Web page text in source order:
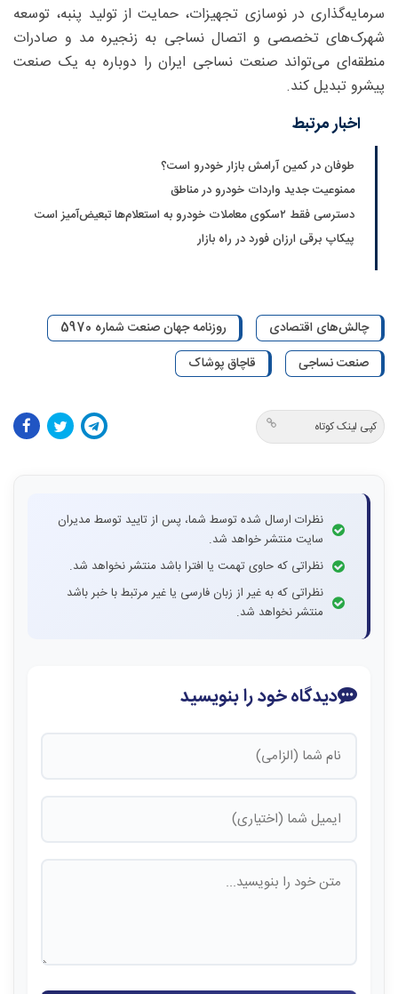
سرمایه‌گذاری در نوسازی تجهیزات، حمایت از تولید پنبه، توسعه
شهرک‌های تخصصی و اتصال نساجی به زنجیره مد و صادرات
منطقه‌ای می‌تواند صنعت نساجی ایران را دوباره به یک صنعت
پیشرو تبدیل کند.
اخبار مرتبط
طوفان در کمین آرامش بازار خودرو است؟
ممنوعیت جدید واردات خودرو در مناطق
دسترسی فقط ۲سکوی معاملات خودرو به استعلام‌ها تبعیض‌آمیز است
پیکاپ برقی ارزان فورد در راه بازار
چالش‌های اقتصادی
روزنامه جهان صنعت شماره 5970
صنعت نساجی
قاچاق پوشاک
کپی لینک کوتاه
نظرات ارسال شده توسط شما، پس از تایید توسط مدیران
سایت منتشر خواهد شد.
نظراتی که حاوی تهمت یا افترا باشد منتشر نخواهد شد.
نظراتی که به غیر از زبان فارسی یا غیر مرتبط با خبر باشد
منتشر نخواهد شد.
دیدگاه خود را بنویسید